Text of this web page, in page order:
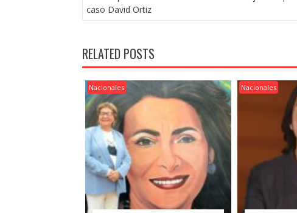
NAVIGATION
caso David Ortiz
RELATED POSTS
Nacionales Nacionales